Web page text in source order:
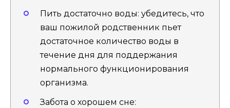
Пить достаточно воды: убедитесь, что
ваш пожилой родственник пьет
достаточное количество воды в
течение дня для поддержания
нормального функционирования
организма.
Забота о хорошем сне: